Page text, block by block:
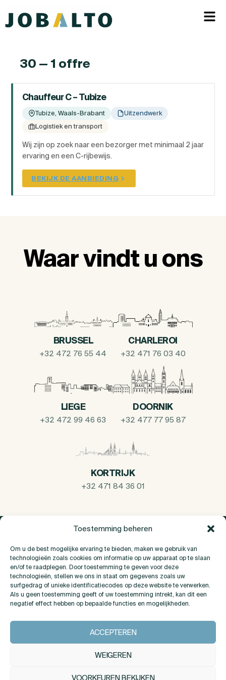
Toestemming beheren
Om u de best mogelijke ervaring te bieden, maken we gebruik van
technologieën zoals cookies om informatie op uw apparaat op te slaan
en/of te raadplegen. Door toestemming te geven voor deze
technologieën, stellen we ons in staat om gegevens zoals uw
surfgedrag of unieke identificatiecodes op deze website te verwerken.
Als u geen toestemming geeft of uw toestemming intrekt, kan dit een
negatief effect hebben op bepaalde functies en mogelijkheden.
ACCEPTEREN
WEIGEREN
VOORKEUREN BEKIJKEN
30 — 1 offre
Chauffeur C – Tubize
Tubize, Waals-Brabant
Uitzendwerk
Logistiek en transport
Wij zijn op zoek naar een bezorger met minimaal 2 jaar
ervaring en een C-rijbewijs.
BEKIJK DE AANBIEDING
Waar vindt u ons
BRUSSEL
+32 472 76 55 44
CHARLEROI
+32 471 76 03 40
LIEGE
+32 472 99 46 63
DOORNIK
+32 477 77 95 87
KORTRIJK
+32 471 84 36 01
Over Ons
Contact